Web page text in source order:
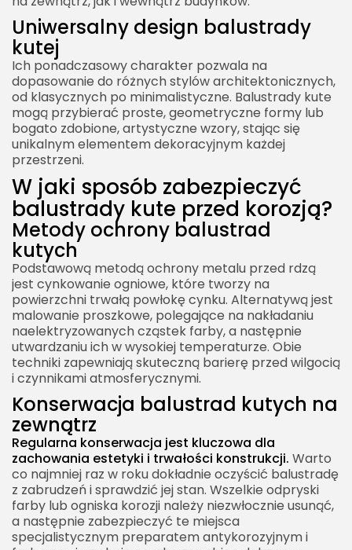
Uniwersalny design balustrady
kutej
Ich ponadczasowy charakter pozwala na
dopasowanie do różnych stylów architektonicznych,
od klasycznych po minimalistyczne. Balustrady kute
mogą przybierać proste, geometryczne formy lub
bogato zdobione, artystyczne wzory, stając się
unikalnym elementem dekoracyjnym każdej
przestrzeni.
W jaki sposób zabezpieczyć
balustrady kute przed korozją?
Metody ochrony balustrad
kutych
Podstawową metodą ochrony metalu przed rdzą
jest cynkowanie ogniowe, które tworzy na
powierzchni trwałą powłokę cynku. Alternatywą jest
malowanie proszkowe, polegające na nakładaniu
naelektryzowanych cząstek farby, a następnie
utwardzaniu ich w wysokiej temperaturze. Obie
techniki zapewniają skuteczną barierę przed wilgocią
i czynnikami atmosferycznymi.
Konserwacja balustrad kutych na
zewnątrz
Regularna konserwacja jest kluczowa dla
zachowania estetyki i trwałości konstrukcji. Warto
co najmniej raz w roku dokładnie oczyścić balustradę
z zabrudzeń i sprawdzić jej stan. Wszelkie odpryski
farby lub ogniska korozji należy niezwłocznie usunąć,
a następnie zabezpieczyć te miejsca
specjalistycznym preparatem antykorozyjnym i